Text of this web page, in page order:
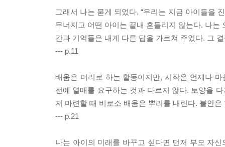
그래서 나는 묻게 되었다. “우리는 지금 아이들을
무너지고 어떤 아이는 끝내 흔들리지 않는다. 나
간과 기억들은 내게 다른 답을 가르쳐 주었다. 그
--- p.11
배움은 머리로 하는 활동이지만, 시작은 언제나
전에 열매를 요구하는 것과 다르지 않다. 토양을
저 마련할 때 비로소 배움은 뿌리를 내린다. 불안
--- p.21
나는 아이의 미래를 바꾸고 싶다면 먼저 부모 자